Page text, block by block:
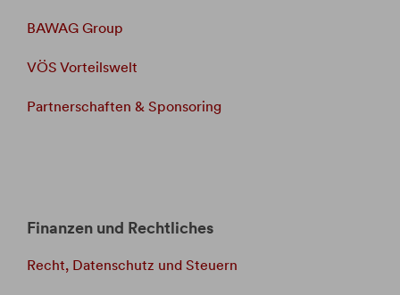
BAWAG Group
VÖS Vorteilswelt
Partnerschaften & Sponsoring
Finanzen und Rechtliches
Recht, Datenschutz und Steuern